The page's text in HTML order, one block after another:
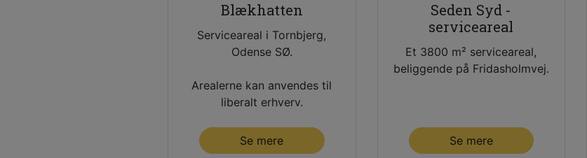
Blækhatten
Serviceareal i Tornbjerg,
Odense SØ.
Arealerne kan anvendes til
liberalt erhverv.
Se mere
Seden Syd -
serviceareal
Et 3800 m² serviceareal,
beliggende på Fridasholmvej.
Se mere